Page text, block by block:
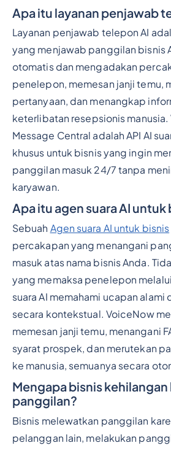
Apa itu layanan penjawab
Layanan penjawab telepon AI
yang menjawab panggilan bisnis
otomatis dan mengadakan
penelepon, memesan janji temu,
pertanyaan, dan menangkap
keterlibatan resepsionis
Message Central adalah API AI
khusus untuk bisnis yang ingin
panggilan masuk 24/7 tanpa
karyawan.
Apa itu agen suara AI untuk
Sebuah Agen suara AI untuk bisnis
percakapan yang menangani
masuk atas nama bisnis Anda.
yang memaksa penelepon
suara AI memahami ucapan alami
secara kontekstual. VoiceNow
memesan janji temu, menangani
syarat prospek, dan merutekan
ke manusia, semuanya secara
Mengapa bisnis
panggilan?
Bisnis melewatkan panggilan
pelanggan lain, melakukan